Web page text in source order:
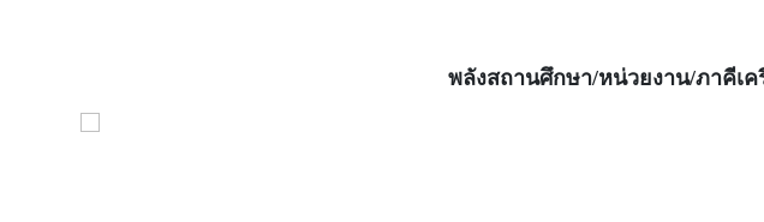
พลังสถานศึกษา/หน่วยงาน/ภาคีเค